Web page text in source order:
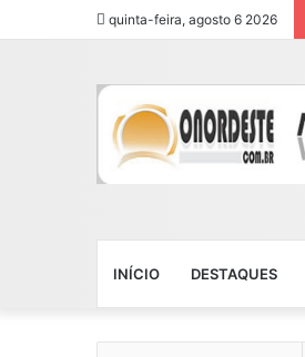
quinta-feira, agosto 6 2026
INÍCIO DESTAQUES